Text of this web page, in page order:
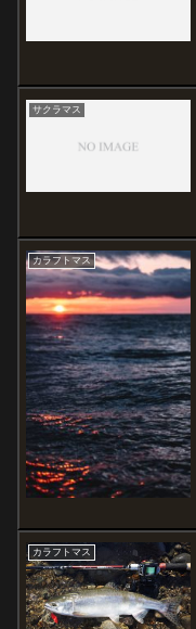
サクラマス
カラフトマス
カラフトマス